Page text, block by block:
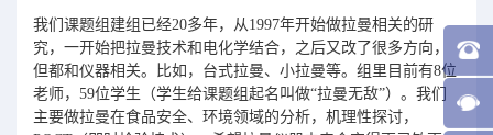
我们课题组建组已经20多年，从1997年开始做拉曼相关的研
究，一开始把拉曼技术和电化学结合，之后又改了很多方向，
但都和仪器相关。比如，台式拉曼、小拉曼等。组里目前有8位
老师，59位学生（学生给课题组起名叫做“拉曼无敌”）。我们
主要做拉曼在食品安全、环境领域的分析，机理性探讨，